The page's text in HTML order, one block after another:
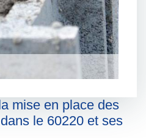
mise en place des
le 60220 et ses